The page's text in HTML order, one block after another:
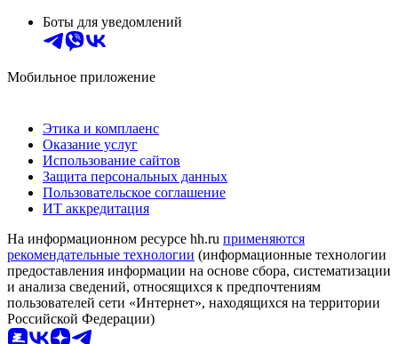
Боты для уведомлений
Мобильное приложение
Этика и комплаенс
Оказание услуг
Использование сайтов
Защита персональных данных
Пользовательское соглашение
ИТ аккредитация
На информационном ресурсе hh.ru применяются
рекомендательные технологии (информационные технологии
предоставления информации на основе сбора, систематизации
и анализа сведений, относящихся к предпочтениям
пользователей сети «Интернет», находящихся на территории
Российской Федерации)